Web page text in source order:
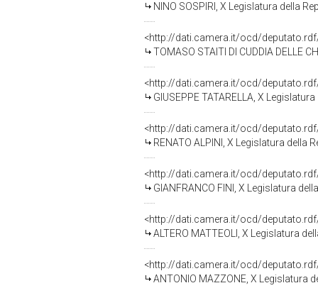
NINO SOSPIRI, X Legislatura della
<http://dati.camera.it/ocd/
TOMASO STAITI DI CUDDIA DELLE
<http://dati.camera.it/ocd/
GIUSEPPE TATARELLA, X
<http://dati.camera.it/ocd/
RENATO ALPINI, X Legislatura della
<http://dati.camera.it/ocd/
GIANFRANCO FINI, X Legislatura
<http://dati.camera.it/ocd/
ALTERO MATTEOLI, X Legislatura
<http://dati.camera.it/ocd/
ANTONIO MAZZONE, X Legislatura